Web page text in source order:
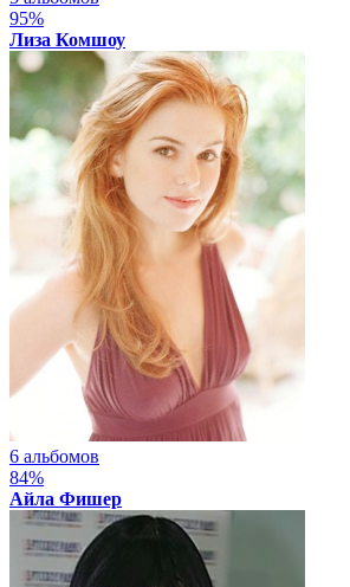
95%
Лиза Комшоу
6 альбомов
84%
Айла Фишер